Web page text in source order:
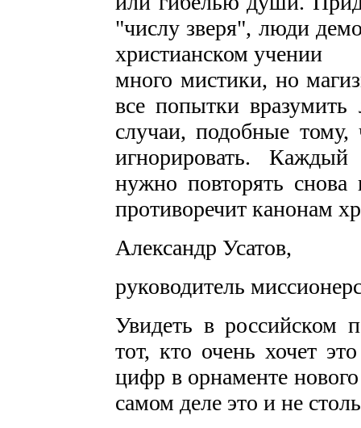
"числу зверя", люди
христианском учении
много мистики, но
все попытки
случаи, подобные тому,
игнорировать.
нужно повторять снова
противоречит канонам
Александр Усатов,
руководитель
Увидеть в российском
тот, кто очень хочет
цифр в орнаменте нового
самом деле это и не